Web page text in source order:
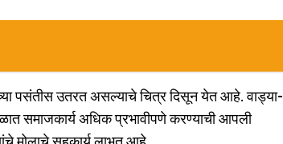
पसंतीस उतरत असल्याचे चित्र दिसून येत आहे. वाड्या-
समाजकार्य अधिक प्रभावीपणे करण्याची आपली